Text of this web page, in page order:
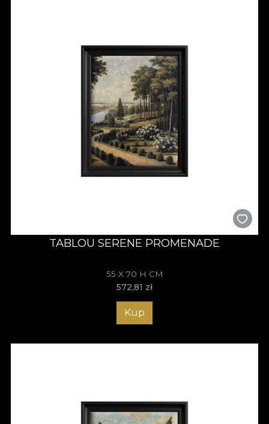
TABLOU SERENE PROMENADE
55 X 70 H CM
572,81 zł
Kup